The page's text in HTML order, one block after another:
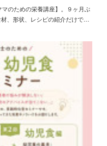
のための栄養講座】。９ヶ月ぶ
、形状、レシピの紹介だけで…